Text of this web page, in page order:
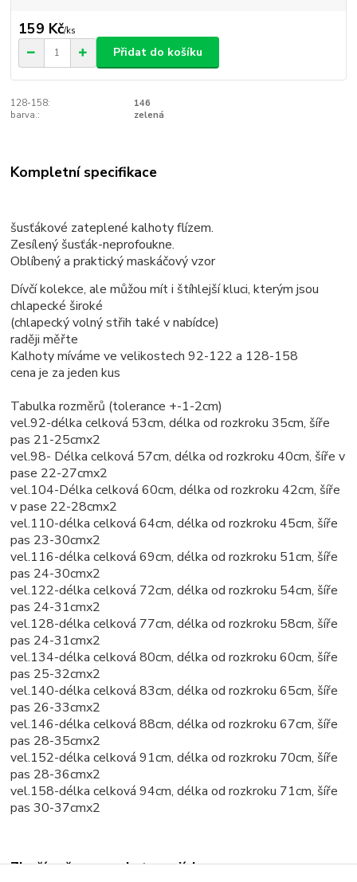
159 Kč/ks
Přidat do košíku
128-158:
146
barva.:
zelená
Kompletní specifikace
šusťákové zateplené kalhoty flízem.
Zesílený šusťák-neprofoukne.
Oblíbený a praktický maskáčový vzor
Dívčí kolekce, ale můžou mít i štíhlejší kluci, kterým jsou
chlapecké široké
(chlapecký volný střih také v nabídce)
raději měřte
Kalhoty míváme ve velikostech 92-122 a 128-158
cena je za jeden kus
Tabulka rozměrů (tolerance +-1-2cm)
vel.92-délka celková 53cm, délka od rozkroku 35cm, šíře
pas 21-25cmx2
vel.98- Délka celková 57cm, délka od rozkroku 40cm, šíře v
pase 22-27cmx2
vel.104-Délka celková 60cm, délka od rozkroku 42cm, šíře
v pase 22-28cmx2
vel.110-délka celková 64cm, délka od rozkroku 45cm, šíře
pas 23-30cmx2
vel.116-délka celková 69cm, délka od rozkroku 51cm, šíře
pas 24-30cmx2
vel.122-délka celková 72cm, délka od rozkroku 54cm, šíře
pas 24-31cmx2
vel.128-délka celková 77cm, délka od rozkroku 58cm, šíře
pas 24-31cmx2
vel.134-délka celková 80cm, délka od rozkroku 60cm, šíře
pas 25-32cmx2
vel.140-délka celková 83cm, délka od rozkroku 65cm, šíře
pas 26-33cmx2
vel.146-délka celková 88cm, délka od rozkroku 67cm, šíře
pas 28-35cmx2
vel.152-délka celková 91cm, délka od rozkroku 70cm, šíře
pas 28-36cmx2
vel.158-délka celková 94cm, délka od rozkroku 71cm, šíře
pas 30-37cmx2
Zboží zařazeno v kategoriích